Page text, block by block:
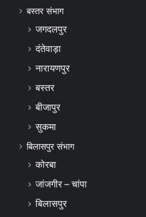
बस्तर संभाग
जगदलपुर
दंतेवाड़ा
नारायणपुर
बस्तर
बीजापुर
सुकमा
बिलासपुर संभाग
कोरबा
जांजगीर – चांपा
बिलासपुर